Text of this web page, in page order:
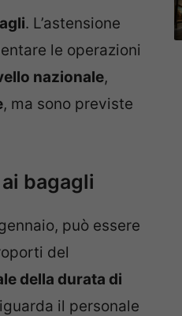
. L’astensione
le operazioni
nazionale,
, ma sono previste
bagagli
può essere
del
della durata di
il personale